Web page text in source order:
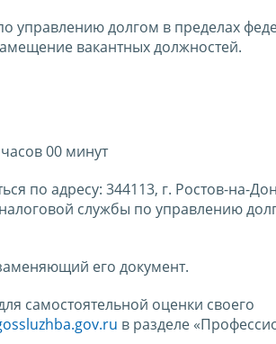
управлению долгом в пределах
вакантных должностей.
00 минут
по адресу: 344113, г. Ростов-на-
службы по управлению
его документ.
самостоятельной оценки своего
в разделе